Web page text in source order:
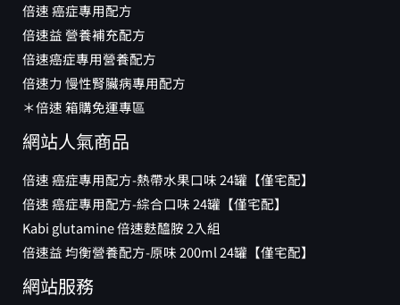
倍速 癌症專用配方
倍速益 營養補充配方
倍速癌症專用營養配方
倍速力 慢性腎臟病專用配方
＊倍速 箱購免運專區
網站人氣商品
倍速 癌症專用配方-熱帶水果口味 24罐【僅宅配】
倍速 癌症專用配方-綜合口味 24罐【僅宅配】
Kabi glutamine 倍速麩醯胺 2入組
倍速益 均衡營養配方-原味 200ml 24罐【僅宅配】
網站服務